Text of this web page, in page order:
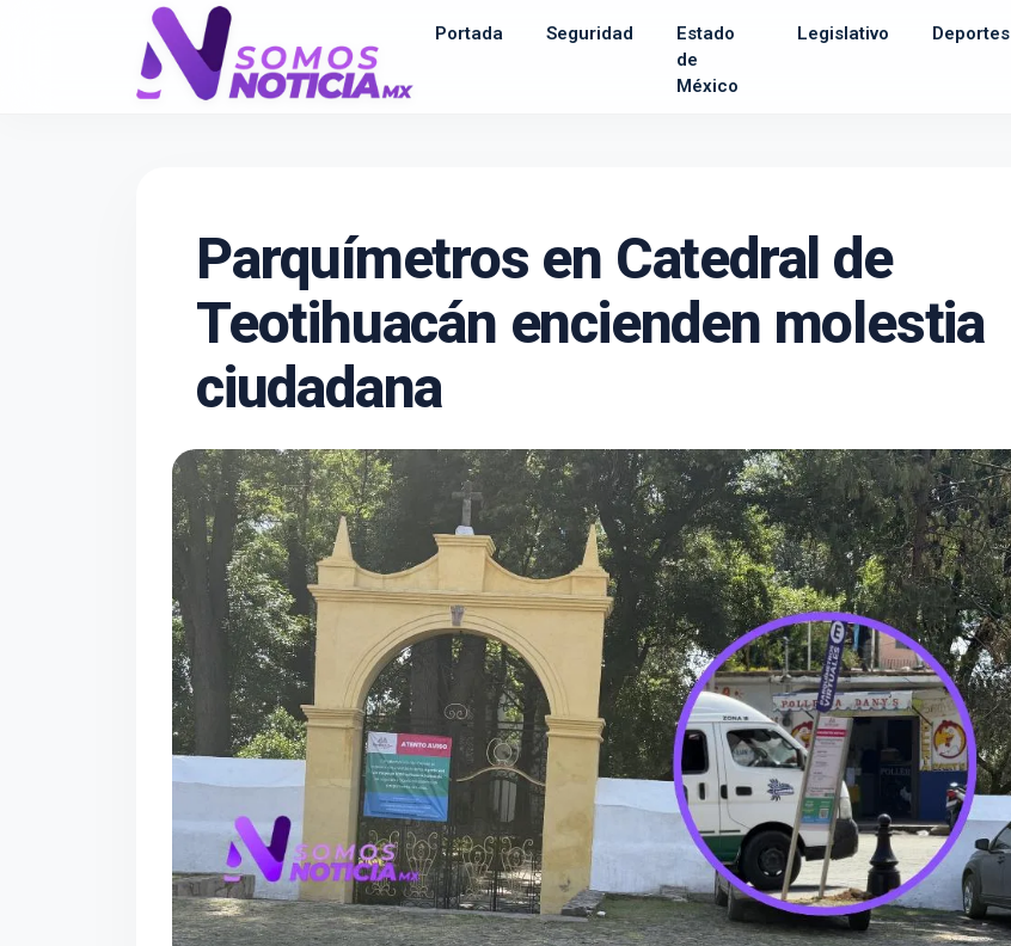
Portada Seguridad
Estado
de
México
Legislativo Deportes
Parquímetros en Catedral de
Teotihuacán encienden molestia
ciudadana